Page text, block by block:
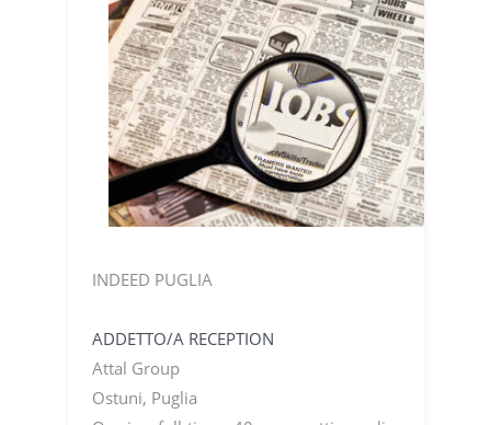
INDEED PUGLIA
ADDETTO/A RECEPTION
Attal Group
Ostuni, Puglia